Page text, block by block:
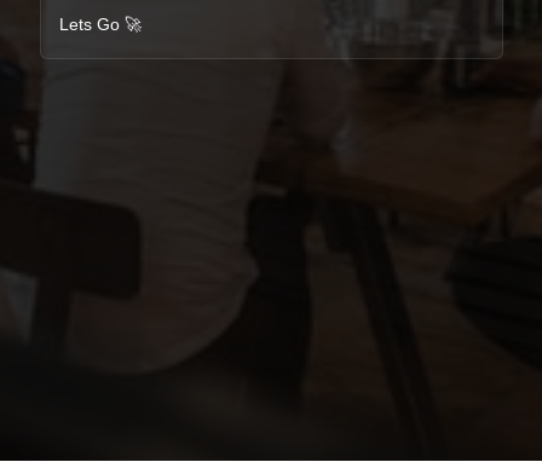
Lets Go 🚀
Weiter zum nächsten Schritt